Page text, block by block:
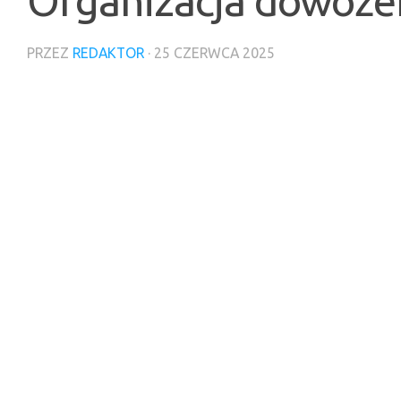
PRZEZ REDAKTOR · 25 CZERWCA 2025